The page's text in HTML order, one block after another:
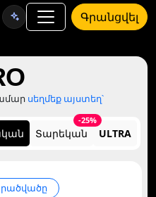
Գրանցվել
սեղմեք այստեղ՝
Տարեկան
-25%
ULTRA